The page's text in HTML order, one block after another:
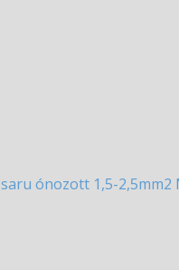
saru ónozott 1,5-2,5mm2